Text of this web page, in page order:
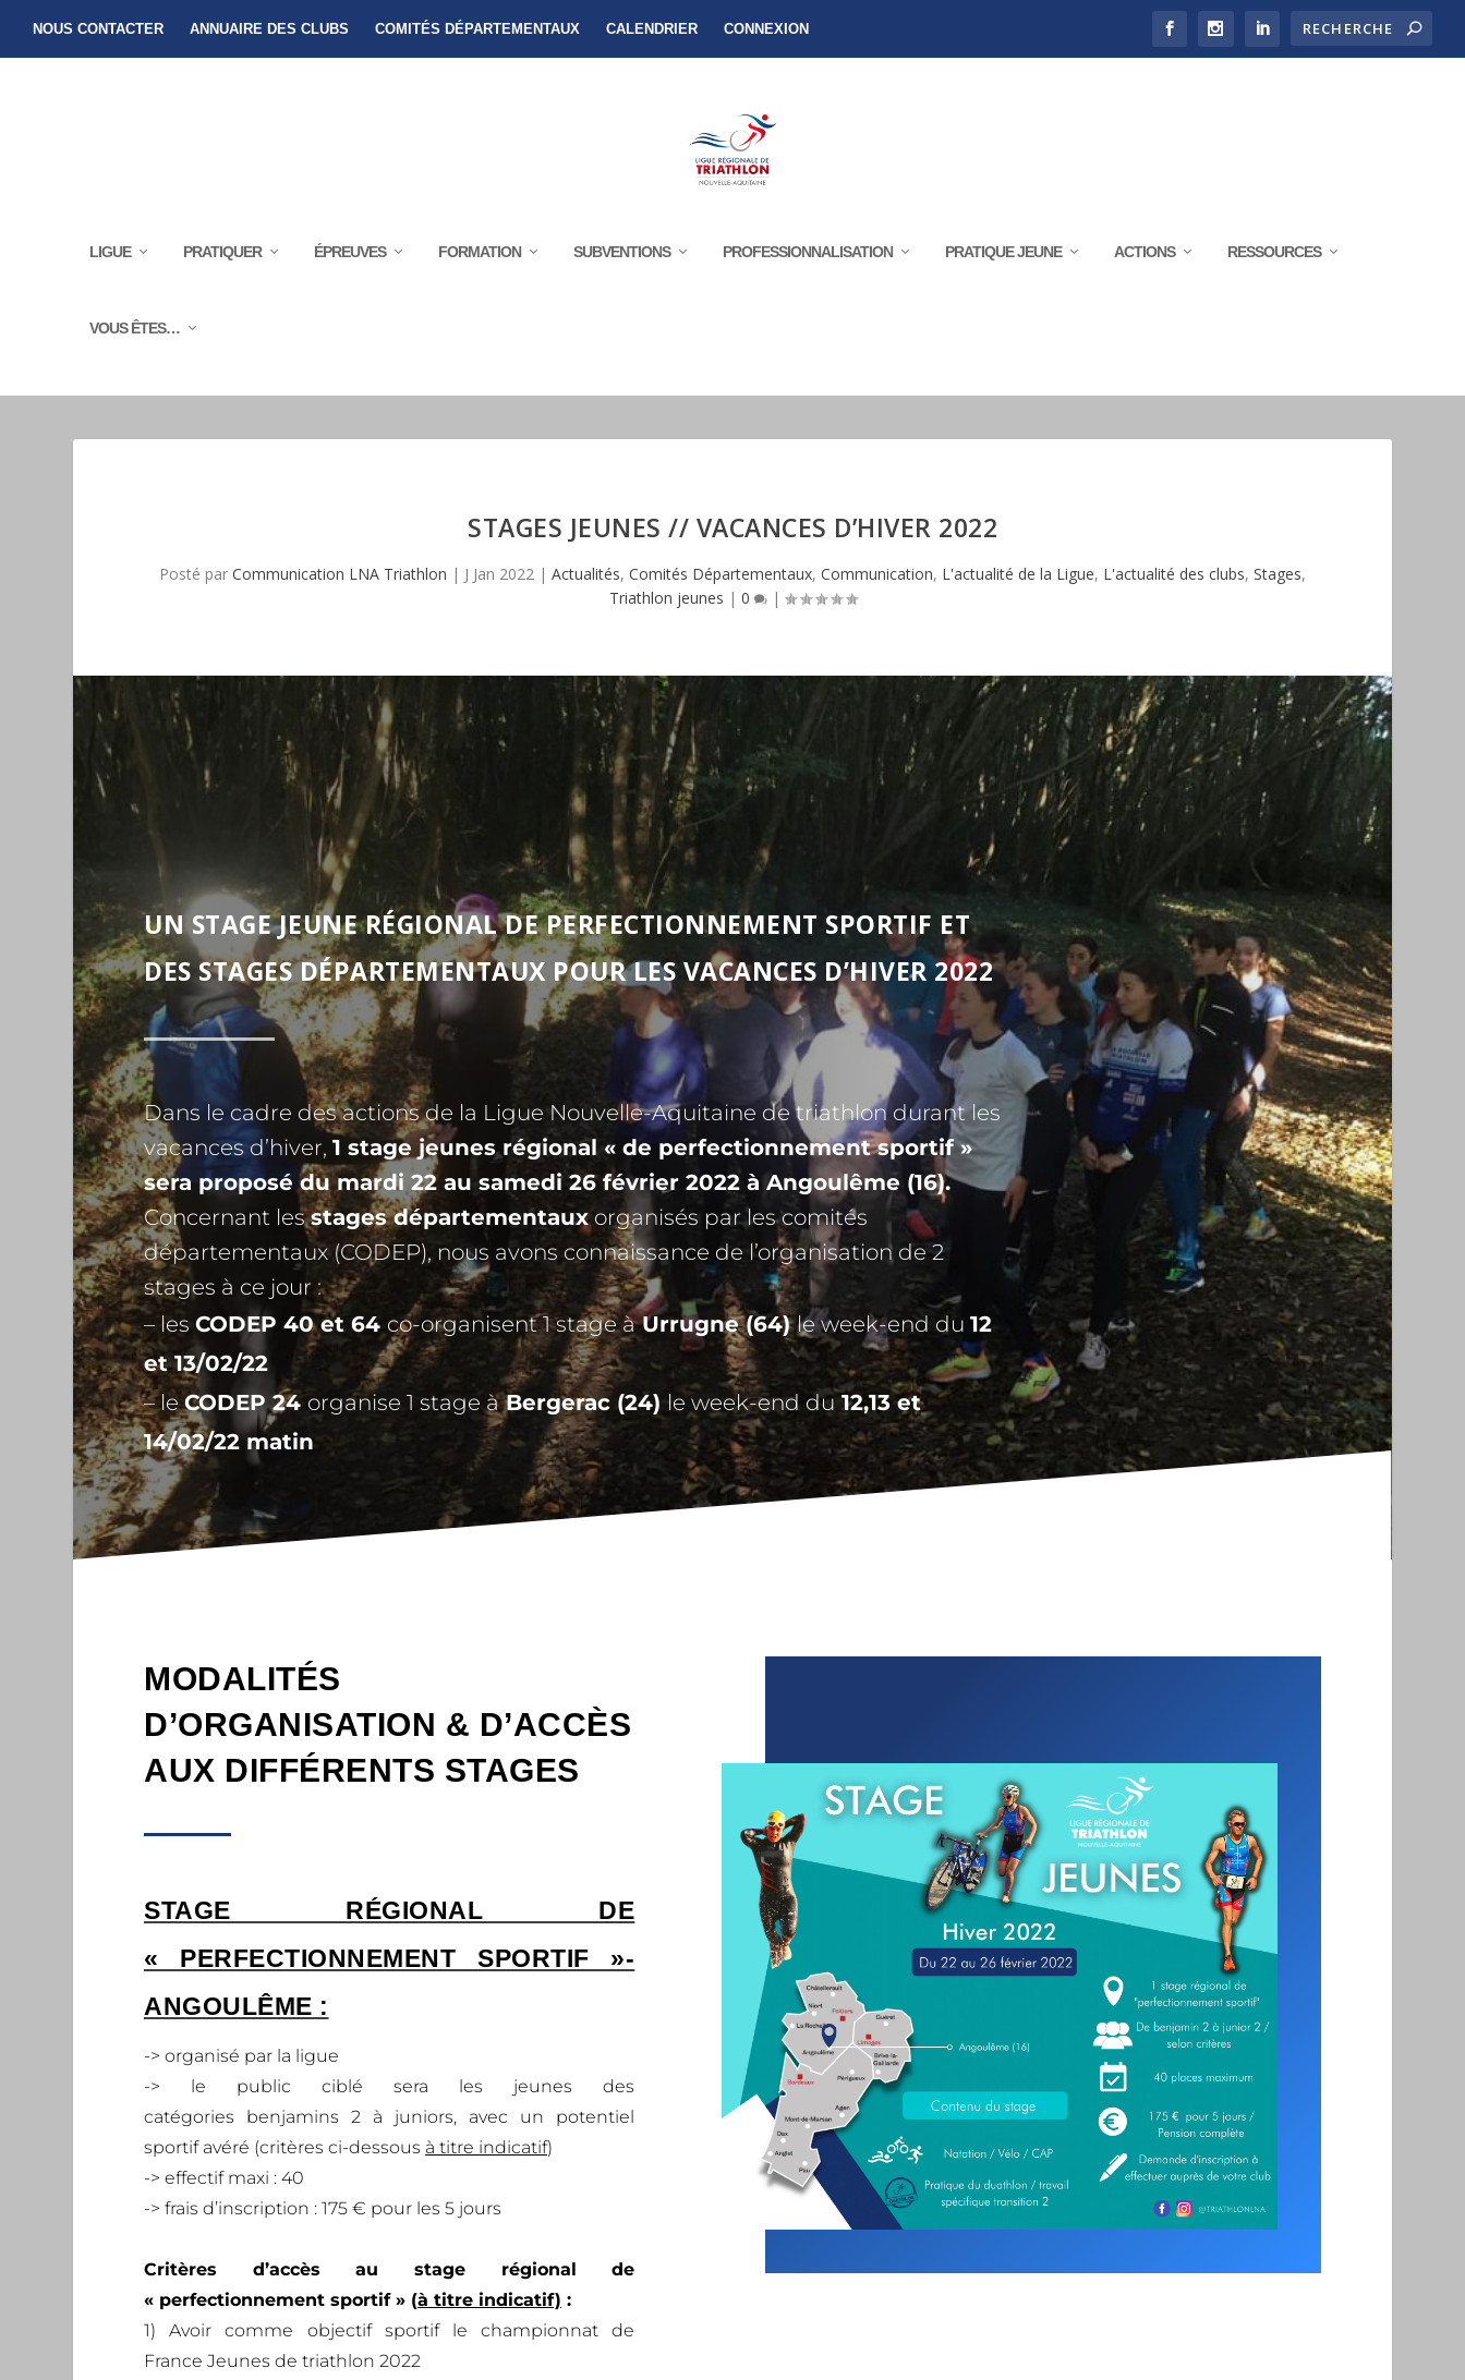
NOUS CONTACTER ANNUAIRE DES CLUBS COMITÉS DÉPARTEMENTAUX CALENDRIER CONNEXION
LIGUE PRATIQUER ÉPREUVES FORMATION SUBVENTIONS PROFESSIONNALISATION PRATIQUE JEUNE ACTIONS RESSOURCES
VOUS ÊTES…
STAGES JEUNES // VACANCES D’HIVER 2022
Posté par Communication LNA Triathlon | J Jan 2022 | Actualités, Comités Départementaux, Communication, L'actualité de la Ligue, L'actualité des clubs, Stages,
Triathlon jeunes | 0 |
UN STAGE JEUNE RÉGIONAL DE PERFECTIONNEMENT SPORTIF ET
DES STAGES DÉPARTEMENTAUX POUR LES VACANCES D’HIVER 2022
Dans le cadre des actions de la Ligue Nouvelle-Aquitaine de triathlon durant les
vacances d’hiver, 1 stage jeunes régional « de perfectionnement sportif »
sera proposé du mardi 22 au samedi 26 février 2022 à Angoulême (16).
Concernant lesstages départementauxorganisés par les comités
départementaux (CODEP), nous avons connaissance de l’organisation de 2
stages à ce jour :
– les CODEP 40 et 64 co-organisent 1 stage àUrrugne (64)le week-end du 12
et 13/02/22
– leCODEP 24 organise 1 stage àBergerac (24) le week-end du12,13 et
14/02/22 matin
MODALITÉS
D’ORGANISATION & D’ACCÈS
AUX DIFFÉRENTS STAGES
STAGE RÉGIONAL DE
« PERFECTIONNEMENT SPORTIF »-
ANGOULÊME :
-> organisé par la ligue
-> le public ciblé sera les jeunes des
catégories
benjamins 2 à juniors, avec un potentiel
sportif avéré (critères ci-dessous à titre indicatif)
-> effectif maxi : 40
-> frais d’inscription : 175 € pour les 5 jours
Critères d’accès au stage régional de
« perfectionnement sportif » (à titre indicatif) :
1) Avoir comme objectif sportif le championnat de
France Jeunes de triathlon 2022